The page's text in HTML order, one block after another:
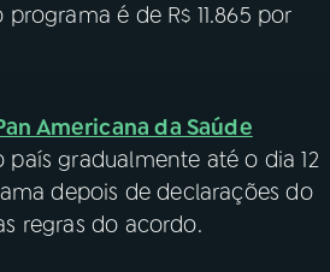
é de R$ 11.865 por
Americana da Saúde
gradualmente até o dia 12
depois de declarações do
regras do acordo.